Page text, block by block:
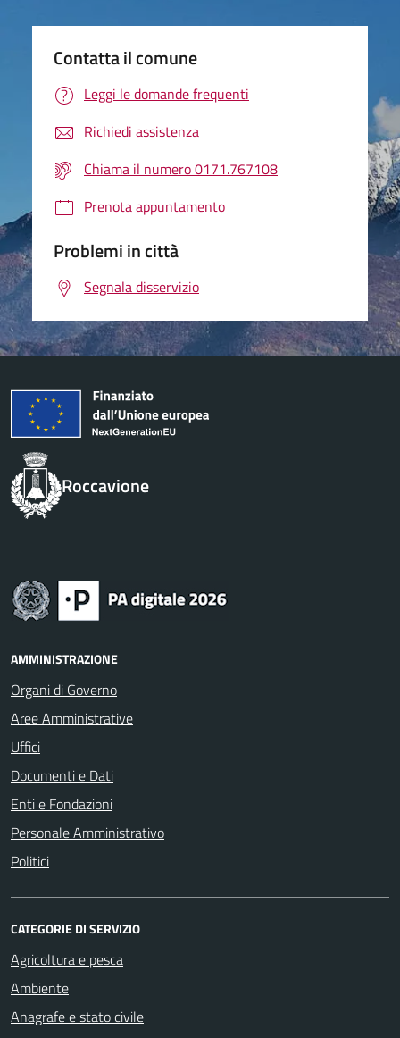
Contatta il comune
Leggi le domande frequenti
Richiedi assistenza
Chiama il numero 0171.767108
Prenota appuntamento
Problemi in città
Segnala disservizio
Roccavione
AMMINISTRAZIONE
Organi di Governo
Aree Amministrative
Uffici
Documenti e Dati
Enti e Fondazioni
Personale Amministrativo
Politici
CATEGORIE DI SERVIZIO
Agricoltura e pesca
Ambiente
Anagrafe e stato civile